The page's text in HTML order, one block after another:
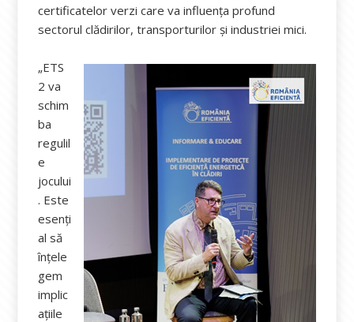
certificatelor verzi care va influența profund
sectorul clădirilor, transporturilor și industriei mici.
„ETS
2 va
schim
ba
regulil
e
jocului
. Este
esenți
al să
înțele
gem
implic
ațiile